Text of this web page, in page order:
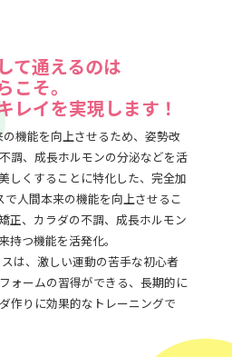
て通えるのは
こそ。
レイを実現します！
機能を向上させるため、姿勢改
調、成長ホルモンの分泌などを活
しくすることに特化した、完全加
で人間本来の機能を向上させるこ
正、カラダの不調、成長ホルモン
持つ機能を活発化。
は、激しい運動の苦手な初心者
ォームの習得ができる、長期的に
作りに効果的なトレーニングで